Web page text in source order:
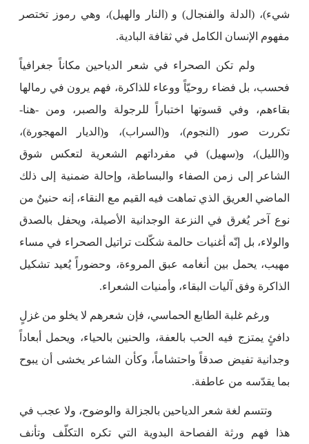
شيء)، (الدلة والفنجال) و (النار والهيل)، وهي رموز تختصر
مفهوم الإنسان الكامل في ثقافة البادية.
ولم تكن الصحراء في شعر الدياحين مكاناً جغرافياً
فحسب، بل فضاء روحيّاً ووعاء للذاكرة، فهم يرون في رمالها
بقاءهم، وفي قسوتها اختباراً للرجولة والصبر، ومن -هنا-
تكررت صور (النجوم)، و(السراب)، و(الديار المهجورة)،
و(الليل)، و(سهيل) في مفرداتهم الشعرية لتعكس شوق
الشاعر إلى زمن الصفاء والبساطة، وإحالة ضمنية إلى ذلك
الماضي العريق الذي تماهت فيه القيم مع النقاء، إنه حنينٌ من
نوع آخر يُغرق في النزعة الوجدانية الأصيلة، ويحفل بالصدق
والولاء، بل إنّه أغنيات حالمة شكّلت تراتيل الصحراء في مساء
مهيب، يحمل بين أنغامه عبق المروءة، وحضوراً يُعيد تشكيل
الذاكرة وفق آليات البقاء، وأمنيات الشعراء.
ورغم غلبة الطابع الحماسي، فإن شعرهم لا يخلو من غزلٍ
دافئٍ يمتزج فيه الحب بالعفة، والحنين بالحياء، ويحمل أبعاداً
وجدانية تفيض صدقاً واحتشاماً، وكأن الشاعر يخشى أن يبوح
بما يقدّسه من عاطفة.
وتتسم لغة شعر الدياحين بالجزالة والوضوح، ولا عجب في
هذا فهم ورثة الفصاحة البدوية التي تكره التكلّف وتأنف